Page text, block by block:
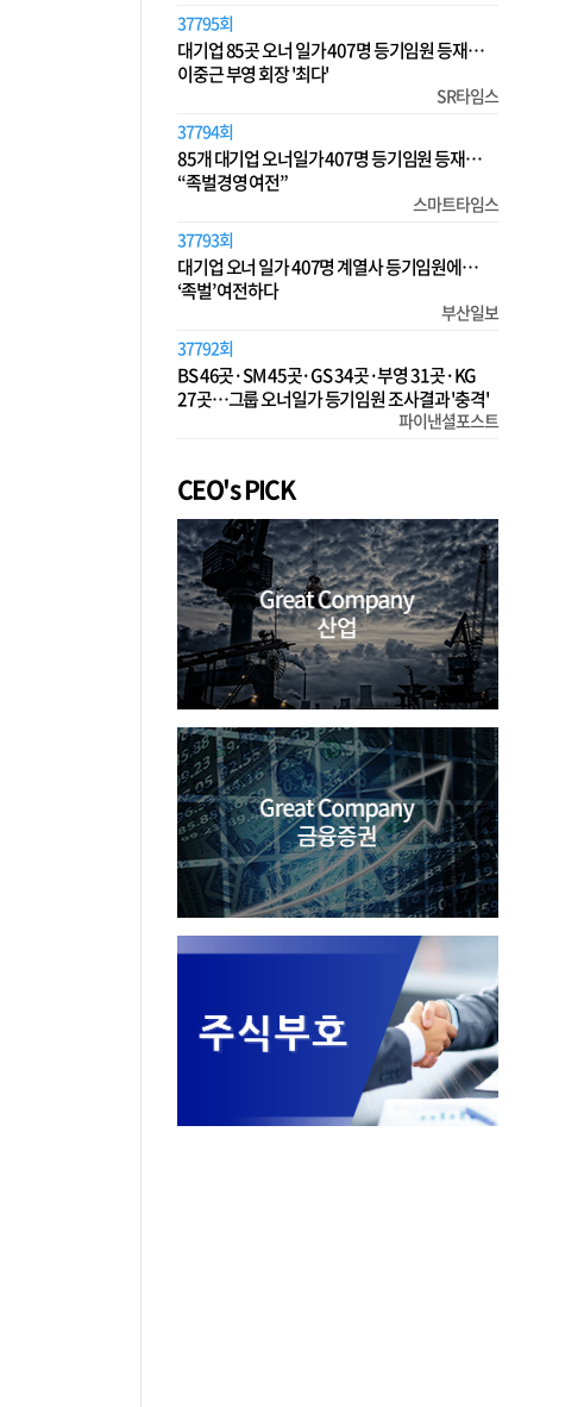
37795회
대기업 85곳 오너 일가 407명 등기임원 등재…
이중근 부영 회장 '최다'
SR타임스
37794회
85개 대기업 오너일가 407명 등기임원 등재…
“족벌경영 여전”
스마트타임스
37793회
대기업 오너 일가 407명 계열사 등기임원에…
‘족벌’ 여전하다
부산일보
37792회
BS 46곳·SM 45곳·GS 34곳·부영 31곳·KG
27곳…그룹 오너일가 등기임원 조사결과 '충격'
파이낸셜포스트
CEO's PICK